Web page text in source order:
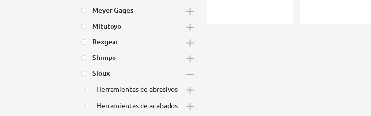
Meyer Gages
Mitutoyo
Rexgear
Shimpo
Sioux
Herramientas de abrasivos
Herramientas de acabados